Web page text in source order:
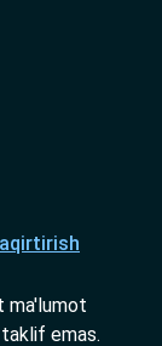
ma'lumot
emas.